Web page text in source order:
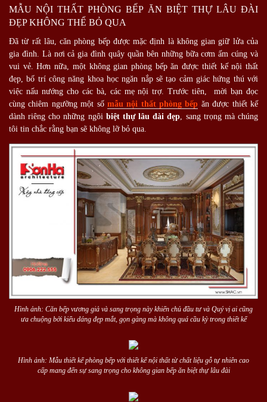
MẪU NỘI THẤT PHÒNG BẾP ĂN BIỆT THỰ LÂU ĐÀI
ĐẸP KHÔNG THỂ BỎ QUA
Đã từ rất lâu, căn phòng bếp được mặc định là không gian giữ lửa của
gia đình. Là nơi cả gia đình quây quần bên những bữa cơm ấm cúng và
vui vẻ. Hơn nữa, một không gian phòng bếp ăn được thiết kế nội thất
đẹp, bố trí công năng khoa học ngăn nắp sẽ tạo cảm giác hứng thú với
việc nấu nướng cho các bà, các mẹ nội trợ. Trước tiên, mời bạn đọc
cùng chiêm ngưỡng một số mẫu nội thất phòng bếp ăn được thiết kế
dành riêng cho những ngôi biệt thự lâu đài đẹp, sang trọng mà chúng
tôi tin chắc rằng bạn sẽ không lỡ bỏ qua.
Hình ảnh: Căn bếp vương giả và sang trọng này khiến chủ đầu tư và Quý vị ai cũng
ưa chuộng bởi kiểu dáng đẹp mắt, gọn gàng mà không quá cầu kỳ trong thiết kế
Hình ảnh: Mẫu thiết kế phòng bếp với thiết kế nội thất từ chất liệu gỗ tự nhiên cao
cấp mang đến sự sang trọng cho không gian bếp ăn biệt thự lâu đài